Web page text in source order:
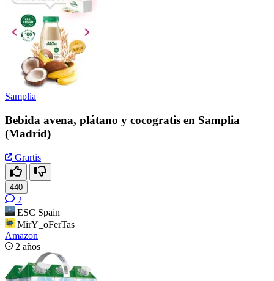
Samplia
Bebida avena, plátano y cocogratis en Samplia
(Madrid)
Grartis
440
2
ESC Spain
MirY_oFerTas
Amazon
2 años